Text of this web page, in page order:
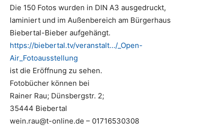
Die 150 Fotos wurden in DIN A3 ausgedruckt,
laminiert und im Außenbereich am Bürgerhaus
Biebertal-Bieber aufgehängt.
https://biebertal.tv/veranstalt…/_Open-
Air_Fotoausstellung
ist die Eröffnung zu sehen.
Fotobücher können bei
Rainer Rau; Dünsbergstr. 2;
35444 Biebertal
wein.rau@t-online.de – 01716530308